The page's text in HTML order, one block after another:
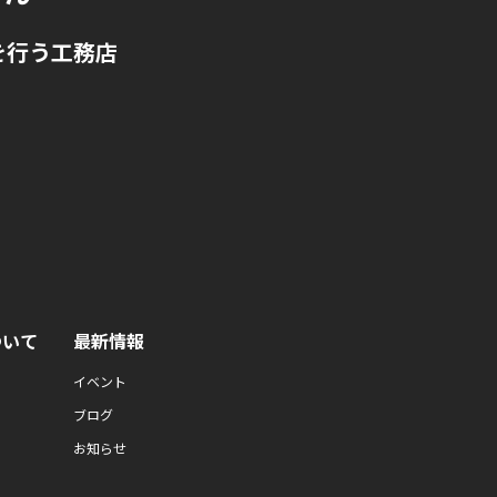
う工務店
て 最新情報
イベント
ブログ
お知らせ